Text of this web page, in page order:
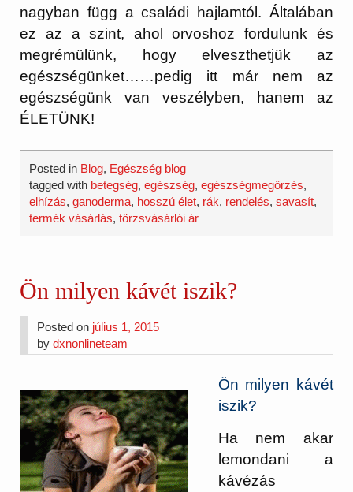
nagyban függ a családi hajlamtól. Általában
ez az a szint, ahol orvoshoz fordulunk és
megrémülünk, hogy elveszthetjük az
egészségünket……pedig itt már nem az
egészségünk van veszélyben, hanem az
ÉLETÜNK!
Posted in Blog, Egészség blog
tagged with betegség,egészség,egészségmegőrzés,
elhízás,ganoderma, hosszú élet, rák, rendelés,savasít,
termék vásárlás,törzsvásárlói ár
Ön milyen kávét iszik?
Posted on július 1, 2015
bydxnonlineteam
Ön milyen kávét
iszik?
Ha nem akar
lemondani a
kávézás